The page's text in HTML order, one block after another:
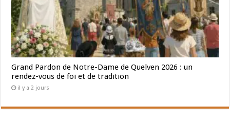
Grand Pardon de Notre-Dame de Quelven 2026 : un
rendez-vous de foi et de tradition
il y a 2 jours